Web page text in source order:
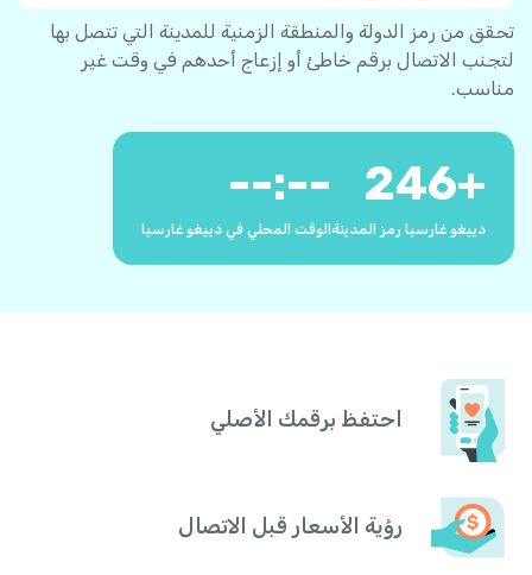
تحقق من رمز الدولة والمنطقة الزمنية للمدينة التي تتصل بها
لتجنب الاتصال برقم خاطئ أو إزعاج أحدهم في وقت غير
مناسب.
+
246
دييغو غارسيا رمز المدينة
--:--
الوقت المحلي في دييغو غارسيا
احتفظ برقمك الأصلي
رؤية الأسعار قبل الاتصال